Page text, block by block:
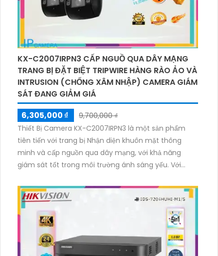
tốt mọi lúc, cả ban ngày lẫn ban đêm.
KX-C2007IRPN3 CẤP NGUỒ QUA DÂY MẠNG
TRANG BỊ ĐẶT BIỆT TRIPWIRE HÀNG RÀO ẢO VÀ
INTRUSION (CHỐNG XÂM NHẬP) CAMERA GIÁM
SÁT ĐANG GIẢM GIÁ
6,305,000 ₫
9,700,000 ₫
Thiết Bị Camera KX-C2007IRPN3 là một sản phẩm
tiên tiến với trang bị Nhận diện khuôn mặt thông
minh và cấp nguồn qua dây mạng, với khả năng
giám sát tốt trong môi trường ánh sáng yếu. Với
phép xem ban đêm và giám sát trong bán kính lên
đến 50m. Thiết kế Dome kim loại mỹ thuật cùng với
chức năng PTZ và zoom quang giám sát linh hoạt.
Được tích hợp công nghệ AI và hỗ trợ lưu trữ dữ liệu
trên thẻ nhớ, camera này đáp ứng nhu cầu giám sát
chuyên nghiệp. Với công nghệ nén hình H.265+,